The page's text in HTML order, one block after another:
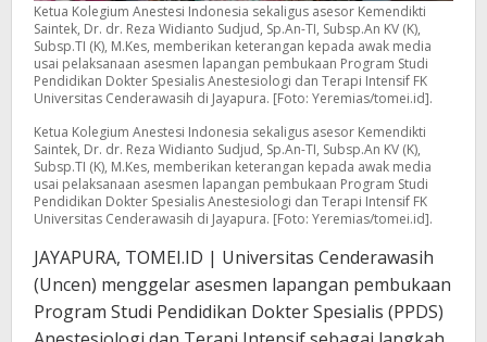
Ketua Kolegium Anestesi Indonesia sekaligus asesor Kemendikti
Saintek, Dr. dr. Reza Widianto Sudjud, Sp.An-TI, Subsp.An KV (K),
Subsp.TI (K), M.Kes, memberikan keterangan kepada awak media
usai pelaksanaan asesmen lapangan pembukaan Program Studi
Pendidikan Dokter Spesialis Anestesiologi dan Terapi Intensif FK
Universitas Cenderawasih di Jayapura. [Foto: Yeremias/tomei.id].
Ketua Kolegium Anestesi Indonesia sekaligus asesor Kemendikti
Saintek, Dr. dr. Reza Widianto Sudjud, Sp.An-TI, Subsp.An KV (K),
Subsp.TI (K), M.Kes, memberikan keterangan kepada awak media
usai pelaksanaan asesmen lapangan pembukaan Program Studi
Pendidikan Dokter Spesialis Anestesiologi dan Terapi Intensif FK
Universitas Cenderawasih di Jayapura. [Foto: Yeremias/tomei.id].
JAYAPURA, TOMEI.ID | Universitas Cenderawasih
(Uncen) menggelar asesmen lapangan pembukaan
Program Studi Pendidikan Dokter Spesialis (PPDS)